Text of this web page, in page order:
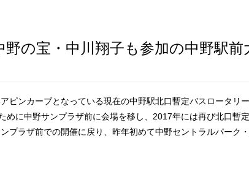
の宝・中川翔子も参加の中野駅前
ピンカーブとなっている現在の中野駅北口暫定バスロータリ
めに中野サンプラザ前に会場を移し、2017年には再び北口暫
プラザ前での開催に戻り、昨年初めて中野セントラルパーク